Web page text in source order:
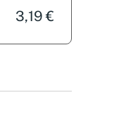
3,19 €